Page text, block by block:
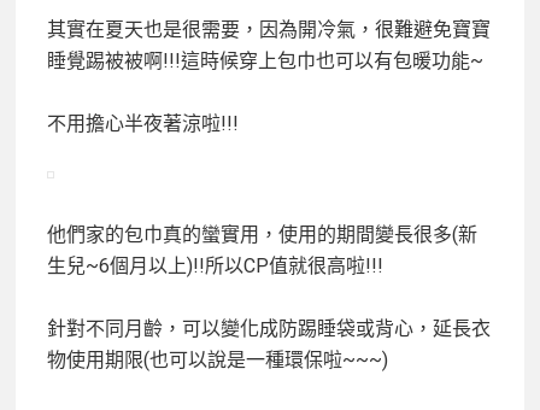
其實在夏天也是很需要，因為開冷氣，很難避免寶寶
睡覺踢被被啊!!!這時候穿上包巾也可以有包暖功能~
不用擔心半夜著涼啦!!!
他們家的包巾真的蠻實用，使用的期間變長很多(新
生兒~6個月以上)!!所以CP值就很高啦!!!
針對不同月齡，可以變化成防踢睡袋或背心，延長衣
物使用期限(也可以說是一種環保啦~~~)